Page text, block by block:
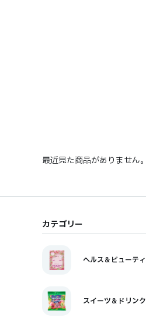
最近見た商品がありません。
カテゴリー
ヘルス＆ビューティ
スイーツ＆ドリンク